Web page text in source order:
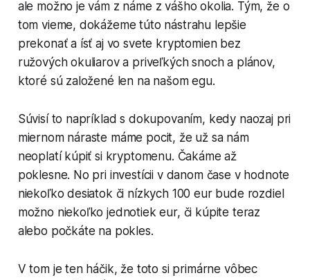
ale možno je vám z náme z vášho okolia. Tým, že o
tom vieme, dokážeme túto nástrahu lepšie
prekonať a ísť aj vo svete kryptomien bez
ružových okuliarov a priveľkých snoch a plánov,
ktoré sú založené len na našom egu.
Súvisí to napríklad s dokupovaním, kedy naozaj pri
miernom náraste máme pocit, že už sa nám
neoplatí kúpiť si kryptomenu. Čakáme až
poklesne. No pri investícii v danom čase v hodnote
niekoľko desiatok či nízkych 100 eur bude rozdiel
možno niekoľko jednotiek eur, či kúpite teraz
alebo počkáte na pokles.
V tom je ten háčik, že toto si primárne vôbec